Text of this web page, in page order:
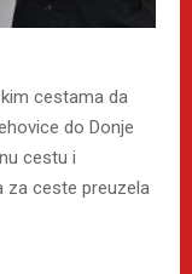
cestama da
do Donje
cestu i
za ceste preuzela